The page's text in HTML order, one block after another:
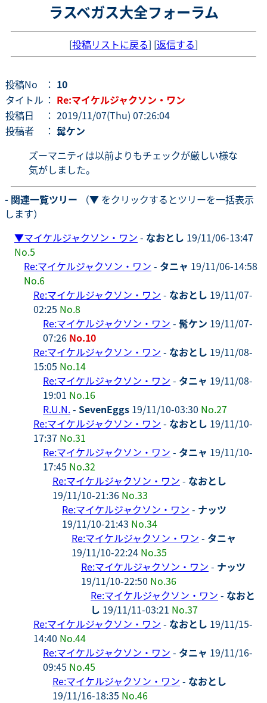
ラスベガス大全フォーラム
[投稿リストに戻る] [返信する]
投稿No ： 10
タイトル ： Re:マイケルジャクソン・ワン
投稿日
： 2019/11/07(Thu) 07:26:04
投稿者
： 髯ケン
ズーマニティは以前よりもチェックが厳しい様な
気がしました。
- 関連一覧ツリー （▼ をクリックするとツリーを一括表示
します）
▼マイケルジャクソン・ワン - なおとし 19/11/06-13:47
No.5
Re:マイケルジャクソン・ワン - タニャ 19/11/06-14:58
No.6
Re:マイケルジャクソン・ワン - なおとし 19/11/07-
02:25 No.8
Re:マイケルジャクソン・ワン - 髯ケン 19/11/07-
07:26 No.10
Re:マイケルジャクソン・ワン - なおとし 19/11/08-
15:05 No.14
Re:マイケルジャクソン・ワン - タニャ 19/11/08-
19:01 No.16
R.U.N.- SevenEggs 19/11/10-03:30 No.27
Re:マイケルジャクソン・ワン - なおとし 19/11/10-
17:37 No.31
Re:マイケルジャクソン・ワン - タニャ 19/11/10-
17:45 No.32
Re:マイケルジャクソン・ワン - なおとし
19/11/10-21:36 No.33
Re:マイケルジャクソン・ワン - ナッツ
19/11/10-21:43 No.34
Re:マイケルジャクソン・ワン - タニャ
19/11/10-22:24 No.35
Re:マイケルジャクソン・ワン - ナッツ
19/11/10-22:50 No.36
Re:マイケルジャクソン・ワン - なおと
し 19/11/11-03:21 No.37
Re:マイケルジャクソン・ワン - なおとし 19/11/15-
14:40 No.44
Re:マイケルジャクソン・ワン - タニャ 19/11/16-
09:45 No.45
Re:マイケルジャクソン・ワン - なおとし
19/11/16-18:35 No.46